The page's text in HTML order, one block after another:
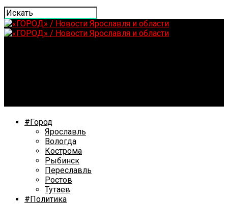
#Город
Ярославль
Вологда
Кострома
Рыбинск
Переславль
Ростов
Тутаев
#Политика